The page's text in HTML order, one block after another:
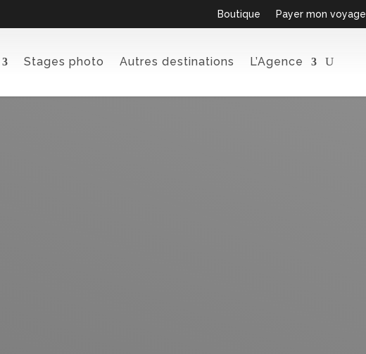
Boutique Payer mon voyage
Stages photo Autres destinations L’Agence